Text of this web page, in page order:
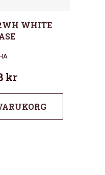
WHITE
kr